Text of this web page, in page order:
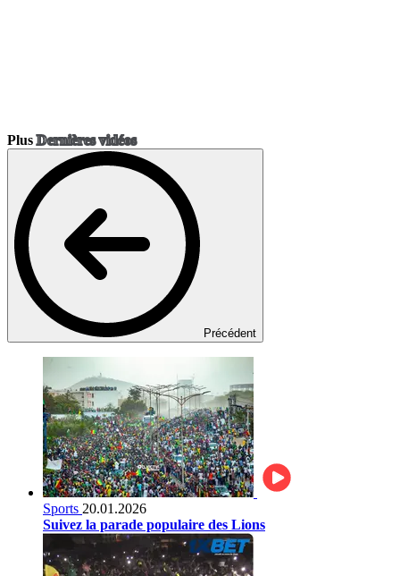
PlusDernières vidéos
Précédent
Sports 20.01.2026
Suivez la parade populaire des Lions